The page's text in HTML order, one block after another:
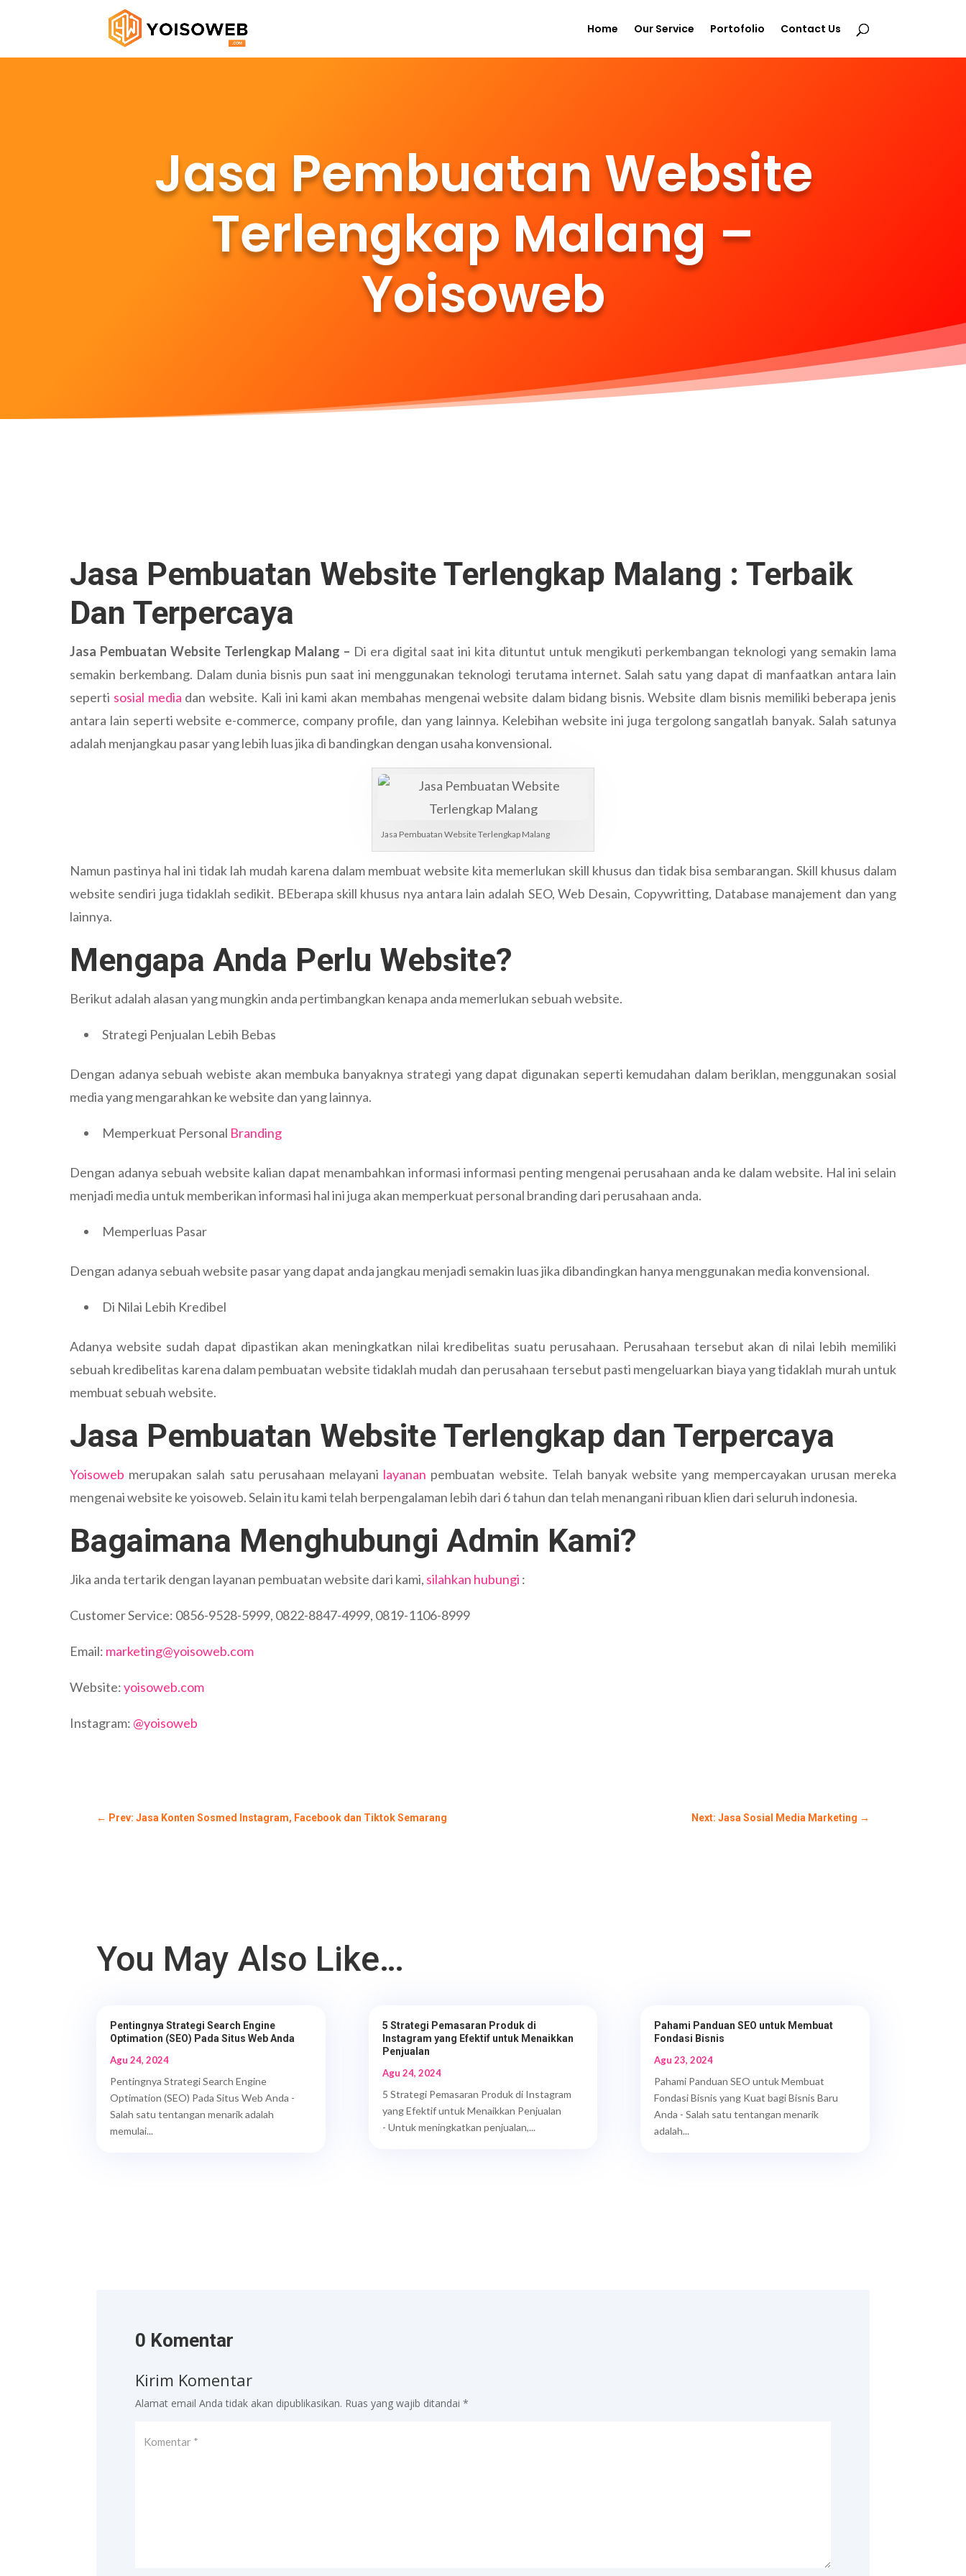
Home Our Service Portofolio Contact Us
Jasa Pembuatan Website
Terlengkap Malang –
Yoisoweb
Jasa Pembuatan Website Terlengkap Malang : Terbaik
Dan Terpercaya
Jasa Pembuatan Website Terlengkap Malang – Di era digital saat ini kita dituntut untuk mengikuti perkembangan teknologi yang semakin lama
semakin berkembang. Dalam dunia bisnis pun saat ini menggunakan teknologi terutama internet. Salah satu yang dapat di manfaatkan antara lain
seperti sosial media dan website. Kali ini kami akan membahas mengenai website dalam bidang bisnis. Website dlam bisnis memiliki beberapa jenis
antara lain seperti website e-commerce, company profile, dan yang lainnya. Kelebihan website ini juga tergolong sangatlah banyak. Salah satunya
adalah menjangkau pasar yang lebih luas jika di bandingkan dengan usaha konvensional.
Jasa Pembuatan Website Terlengkap Malang
Namun pastinya hal ini tidak lah mudah karena dalam membuat website kita memerlukan skill khusus dan tidak bisa sembarangan. Skill khusus dalam
website sendiri juga tidaklah sedikit. BEberapa skill khusus nya antara lain adalah SEO, Web Desain, Copywritting, Database manajement dan yang
lainnya.
Mengapa Anda Perlu Website?
Berikut adalah alasan yang mungkin anda pertimbangkan kenapa anda memerlukan sebuah website.
Strategi Penjualan Lebih Bebas
Dengan adanya sebuah webiste akan membuka banyaknya strategi yang dapat digunakan seperti kemudahan dalam beriklan, menggunakan sosial
media yang mengarahkan ke website dan yang lainnya.
Memperkuat Personal Branding
Dengan adanya sebuah website kalian dapat menambahkan informasi informasi penting mengenai perusahaan anda ke dalam website. Hal ini selain
menjadi media untuk memberikan informasi hal ini juga akan memperkuat personal branding dari perusahaan anda.
Memperluas Pasar
Dengan adanya sebuah website pasar yang dapat anda jangkau menjadi semakin luas jika dibandingkan hanya menggunakan media konvensional.
Di Nilai Lebih Kredibel
Adanya website sudah dapat dipastikan akan meningkatkan nilai kredibelitas suatu perusahaan. Perusahaan tersebut akan di nilai lebih memiliki
sebuah kredibelitas karena dalam pembuatan website tidaklah mudah dan perusahaan tersebut pasti mengeluarkan biaya yang tidaklah murah untuk
membuat sebuah website.
Jasa Pembuatan Website Terlengkap dan Terpercaya
Yoisoweb merupakan salah satu perusahaan melayani layanan pembuatan website. Telah banyak website yang mempercayakan urusan mereka
mengenai website ke yoisoweb. Selain itu kami telah berpengalaman lebih dari 6 tahun dan telah menangani ribuan klien dari seluruh indonesia.
Bagaimana Menghubungi Admin Kami?
Jika anda tertarik dengan layanan pembuatan website dari kami, silahkan hubungi :
Customer Service: 0856-9528-5999, 0822-8847-4999, 0819-1106-8999
Email: marketing@yoisoweb.com
Website:yoisoweb.com
Instagram: @yoisoweb
← Prev: Jasa Konten Sosmed Instagram, Facebook dan Tiktok Semarang Next: Jasa Sosial Media Marketing →
You May Also Like…
Pentingnya Strategi Search Engine
Optimation (SEO) Pada Situs Web Anda
Agu 24, 2024
Pentingnya Strategi Search Engine
Optimation (SEO) Pada Situs Web Anda -
Salah satu tentangan menarik adalah
memulai...
5 Strategi Pemasaran Produk di
Instagram yang Efektif untuk Menaikkan
Penjualan
Agu 24, 2024
5 Strategi Pemasaran Produk di Instagram
yang Efektif untuk Menaikkan Penjualan
- Untuk meningkatkan penjualan,...
Pahami Panduan SEO untuk Membuat
Fondasi Bisnis
Agu 23, 2024
Pahami Panduan SEO untuk Membuat
Fondasi Bisnis yang Kuat bagi Bisnis Baru
Anda - Salah satu tentangan menarik
adalah...
0 Komentar
Kirim Komentar
Alamat email Anda tidak akan dipublikasikan. Ruas yang wajib ditandai*